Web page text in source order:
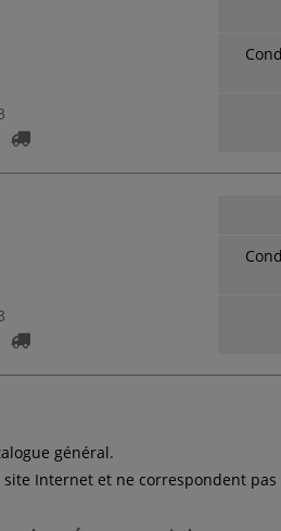
général.
Internet et ne correspondent